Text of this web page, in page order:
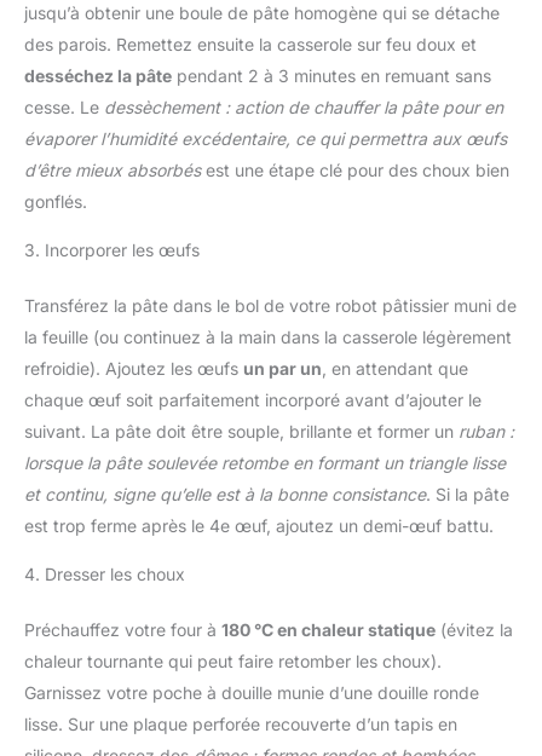
jusqu’à obtenir une boule de pâte homogène qui se détache
des parois. Remettez ensuite la casserole sur feu doux et
desséchez la pâte pendant 2 à 3 minutes en remuant sans
cesse. Le dessèchement : action de chauffer la pâte pour en
évaporer l’humidité excédentaire, ce qui permettra aux œufs
d’être mieux absorbésest une étape clé pour des choux bien
gonflés.
3. Incorporer les œufs
Transférez la pâte dans le bol de votre robot pâtissier muni de
la feuille (ou continuez à la main dans la casserole légèrement
refroidie). Ajoutez les œufs un par un , en attendant que
chaque œuf soit parfaitement incorporé avant d’ajouter le
suivant. La pâte doit être souple, brillante et former un ruban :
lorsque la pâte soulevée retombe en formant un triangle lisse
et continu, signe qu’elle est à la bonne consistance. Si la pâte
est trop ferme après le 4e œuf, ajoutez un demi-œuf battu.
4. Dresser les choux
Préchauffez votre four à 180 °C en chaleur statique (évitez la
chaleur tournante qui peut faire retomber les choux).
Garnissez votre poche à douille munie d’une douille ronde
lisse. Sur une plaque perforée recouverte d’un tapis en